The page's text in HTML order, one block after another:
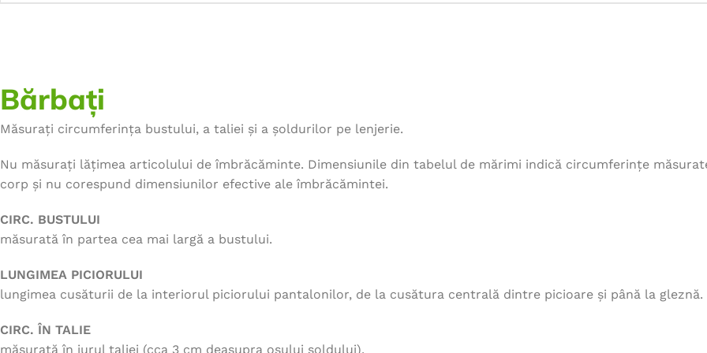
Bărbați
Măsurați circumferința bustului, a taliei și a șoldurilor pe lenjerie.
Nu măsurați lățimea articolului de îmbrăcăminte. Dimensiunile din tabelul de mărimi indică circumferințe
corp și nu corespund dimensiunilor efective ale îmbrăcămintei.
CIRC. BUSTULUI
măsurată în partea cea mai largă a bustului.
LUNGIMEA PICIORULUI
lungimea cusăturii de la interiorul piciorului pantalonilor, de la cusătura centrală dintre picioare și până la gleznă.
CIRC. ÎN TALIE
măsurată în jurul taliei (cca 3 cm deasupra osului șoldului).